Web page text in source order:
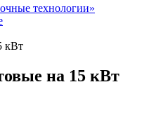
технологии»
кВт
на 15 кВт